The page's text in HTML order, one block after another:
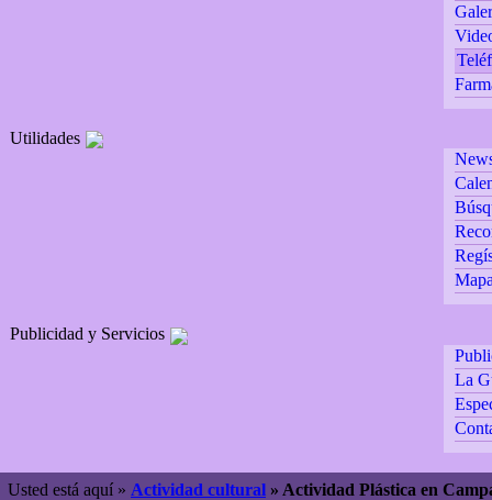
Utilidades
Publicidad y Servicios
La
Usted está aquí » Actividad cultural » Actividad Plástica en